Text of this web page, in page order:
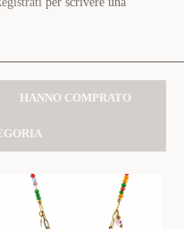
HANNO COMPRATO